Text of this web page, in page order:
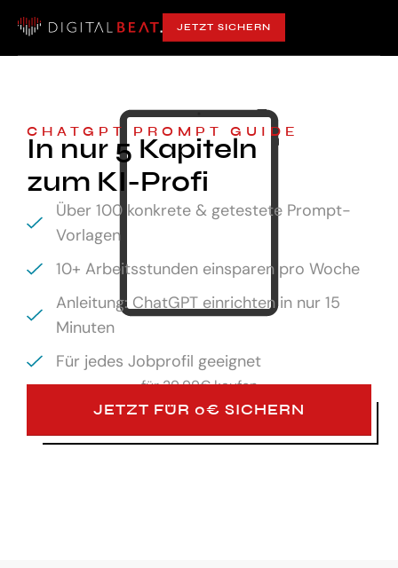
JETZT SICHERN
CHATGPT PROMPT GUIDE
In nur 5 Kapiteln
zum KI-Profi
Über 100 konkrete & getestete Prompt-
Vorlagen
10+ Arbeitsstunden einsparen pro Woche
Anleitung: ChatGPT einrichten in nur 15
Minuten
Für jedes Jobprofil geeignet
für29,99€ kaufen
JETZT FÜR 0€ SICHERN